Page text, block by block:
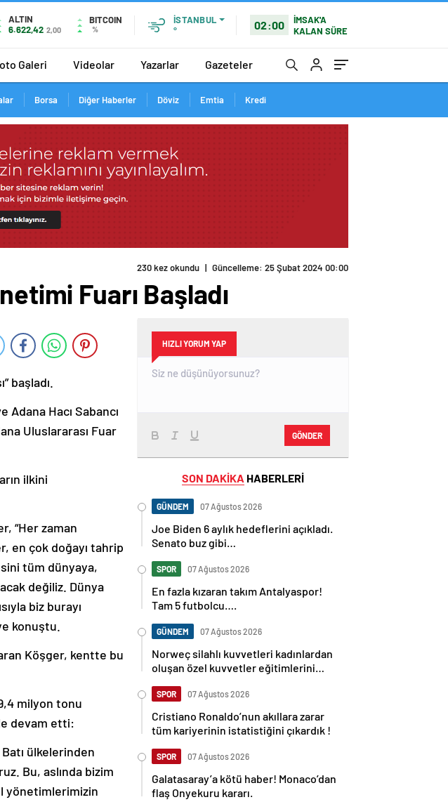
ALTIN
6.622,42 2,00
BITCOIN
%
İSTANBUL
°
02:00
İMSAK'A
KALAN SÜRE
Galeri Videolar Yazarlar Gazeteler
Borsa Diğer Haberler Döviz Emtia Kredi
Fuarı Başladı
başladı.
Hacı Sabancı
Uluslararası Fuar
ilkini
“Her zaman
en çok doğayı tahrip
tüm dünyaya,
değiliz. Dünya
biz burayı
konuştu.
Köşger, kentte bu
milyon tonu
devam etti:
ülkelerinden
Bu, aslında bizim
yönetimlerimizin
HIZLI YORUM YAP
GÖNDER
SON DAKİKA HABERLERİ
GÜNDEM 07 Ağustos 2026
Joe Biden 6 aylık hedeflerini açıkladı.
Senato buz gibi…
SPOR 07 Ağustos 2026
En fazla kızaran takım Antalyaspor!
Tam 5 futbolcu….
GÜNDEM 07 Ağustos 2026
Norweç silahlı kuvvetleri kadınlardan
oluşan özel kuvvetler eğitimlerini
SPOR 07 Ağustos 2026
Cristiano Ronaldo’nun akıllara zarar
tüm kariyerinin istatistiğini çıkardık !
SPOR 07 Ağustos 2026
Galatasaray’a kötü haber! Monaco’dan
flaş Onyekuru kararı.